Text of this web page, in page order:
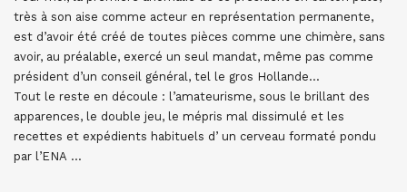
très à son aise comme acteur en représentation permanente,
est d’avoir été créé de toutes pièces comme une chimère, sans
avoir, au préalable, exercé un seul mandat, même pas comme
président d’un conseil général, tel le gros Hollande…
Tout le reste en découle : l’amateurisme, sous le brillant des
apparences, le double jeu, le mépris mal dissimulé et les
recettes et expédients habituels d’ un cerveau formaté pondu
par l’ENA …